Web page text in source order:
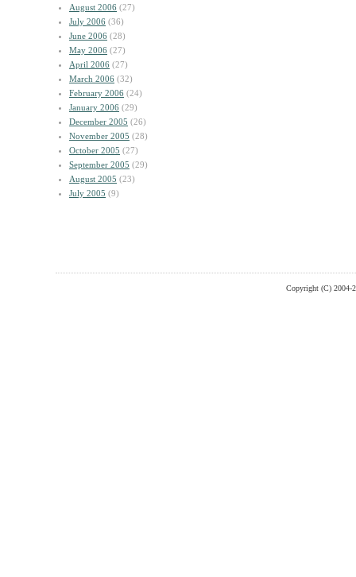
August 2006 (27)
July 2006 (36)
June 2006 (28)
May 2006 (27)
April 2006 (27)
March 2006 (32)
February 2006 (24)
January 2006 (29)
December 2005 (26)
November 2005 (28)
October 2005 (27)
September 2005 (29)
August 2005 (23)
July 2005 (9)
Copyright (C) 2004-